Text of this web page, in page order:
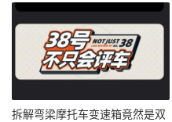
拆解弯梁摩托车变速箱竟然是双